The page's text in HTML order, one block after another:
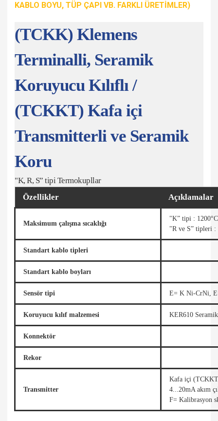
KABLO BOYU, TÜP ÇAPI VB. FARKLI ÜRETİMLER)
(TCKK) Klemens
Terminalli, Seramik
Koruyucu Kılıflı /
(TCKKT) Kafa içi
Transmitterli ve Seramik
Koru
"K, R, S” tipi Termokupllar
Özellikler
Açıklamalar
Maksimum çalışma sıcaklığı
"K” tipi :
"R ve S” tipleri :
Standart kablo tipleri
Standart kablo boyları
Sensör tipi E= K Ni-CrNi,
Koruyucu kılıf malzemesi KER610 Seramik
Konnektör
Rekor
Transmitter
Kafa içi
4...20mA akım
F= Kalibrasyon